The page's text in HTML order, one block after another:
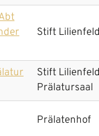
Stift
Stift
Prälatursaal
Prälatenhof